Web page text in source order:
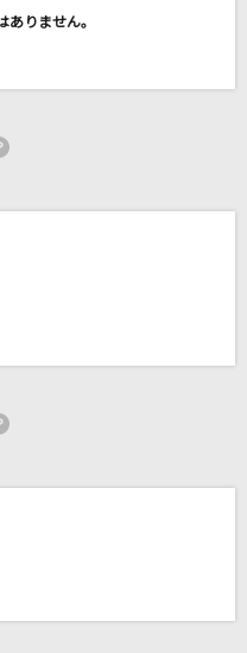
イズ>
チェック！